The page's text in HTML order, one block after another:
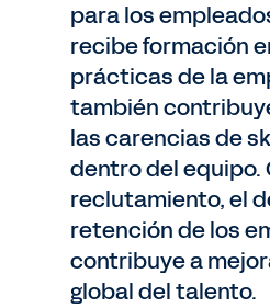
para los
recibe formación
prácticas de la
también
las carencias de
dentro del equipo.
reclutamiento, el
retención de los
contribuye a
global del talento.